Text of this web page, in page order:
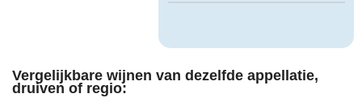
Vergelijkbare wijnen van dezelfde appellatie,
druiven of regio: